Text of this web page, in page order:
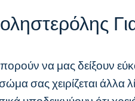
να μας δείξουν
σας χειρίζεται άλλα